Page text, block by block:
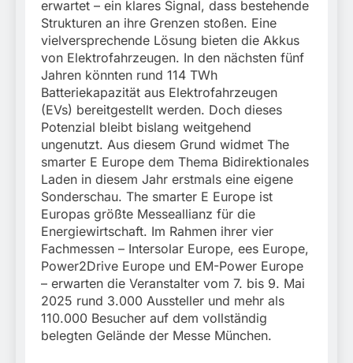
erwartet – ein klares Signal, dass bestehende
Strukturen an ihre Grenzen stoßen. Eine
vielversprechende Lösung bieten die Akkus
von Elektrofahrzeugen. In den nächsten fünf
Jahren könnten rund 114 TWh
Batteriekapazität aus Elektrofahrzeugen
(EVs) bereitgestellt werden. Doch dieses
Potenzial bleibt bislang weitgehend
ungenutzt. Aus diesem Grund widmet The
smarter E Europe dem Thema Bidirektionales
Laden in diesem Jahr erstmals eine eigene
Sonderschau. The smarter E Europe ist
Europas größte Messeallianz für die
Energiewirtschaft. Im Rahmen ihrer vier
Fachmessen – Intersolar Europe, ees Europe,
Power2Drive Europe und EM-Power Europe
– erwarten die Veranstalter vom 7. bis 9. Mai
2025 rund 3.000 Aussteller und mehr als
110.000 Besucher auf dem vollständig
belegten Gelände der Messe München.